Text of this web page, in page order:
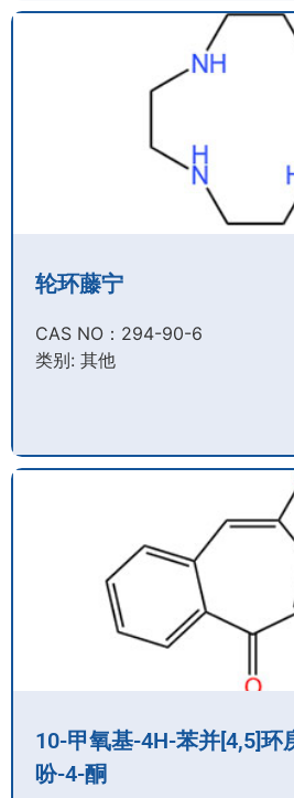
轮环藤宁
CAS NO：294-90-6​
类别: 其他
10-甲氧基-4H-苯并[4,5]环
吩-4-酮